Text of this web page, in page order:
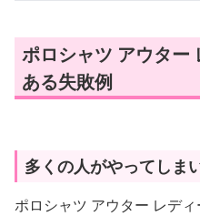
ポロシャツ アウター
ある失敗例
多くの人がやってしま
ポロシャツ アウター レデ